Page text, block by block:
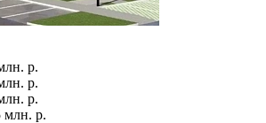
р.
р.
р.
млн. р.